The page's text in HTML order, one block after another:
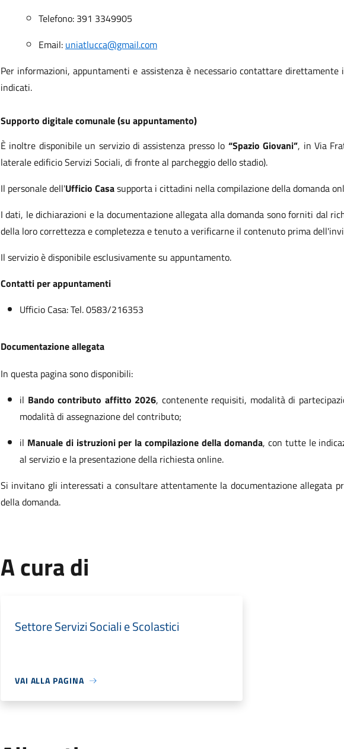
Telefono: 391 3349905
Email: uniatlucca@gmail.com
Per informazioni, appuntamenti e assistenza è necessario contattare
indicati.
Supporto digitale comunale (su appuntamento)
È inoltre disponibile un servizio di assistenza presso lo “Spazio Giovani”, in Via
laterale edificio Servizi Sociali, di fronte al parcheggio dello stadio).
Il personale dell'Ufficio Casasupporta i cittadini nella compilazione della domanda
I dati, le dichiarazioni e la documentazione allegata alla domanda sono forniti dal
della loro correttezza e completezza e tenuto a verificarne il contenuto prima
Il servizio è disponibile esclusivamente su appuntamento.
Contatti per appuntamenti
Ufficio Casa: Tel. 0583/216353
Documentazione allegata
In questa pagina sono disponibili:
il Bando contributo affitto 2026, contenente requisiti, modalità di
modalità di assegnazione del contributo;
il Manuale di istruzioni per la compilazione della domanda, con tutte le
al servizio e la presentazione della richiesta online.
Si invitano gli interessati a consultare attentamente la documentazione allegata
della domanda.
A cura di
Settore Servizi Sociali e Scolastici
VAI ALLA PAGINA